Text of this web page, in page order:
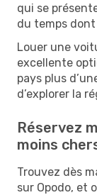
qui se
du temps dont
Louer une
excellente
pays plus
d’explorer la
Réservez
moins
Trouvez dès
sur Opodo, et